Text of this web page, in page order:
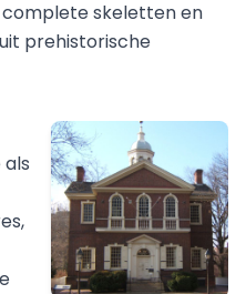
skeletten en
prehistorische
als